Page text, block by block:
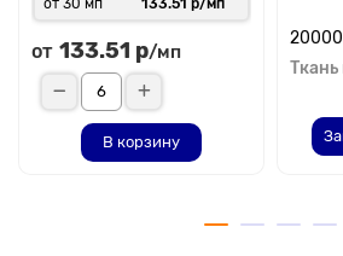
от 30 мп
133.51 р/мп
от 133.51 р/мп
В корзину
Ткань